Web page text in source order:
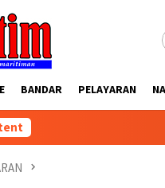
BANDAR PELAYARAN